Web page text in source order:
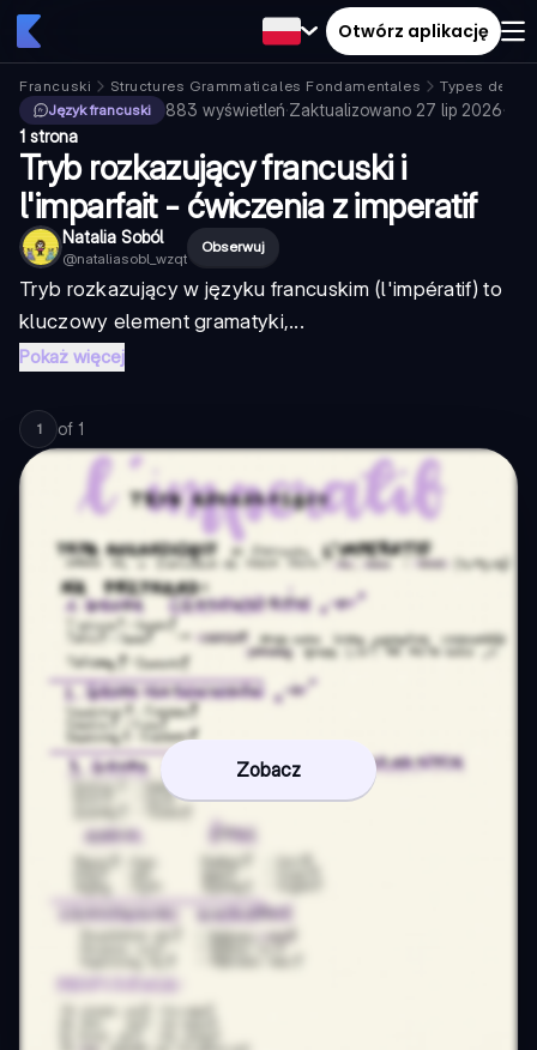
Otwórz aplikację
Francuski Structures Grammaticales Fondamentales
Types de
Język francuski
883 wyświetleń·Zaktualizowano 27 lip 2026·
1 strona
Tryb rozkazujący francuski i
l'imparfait - ćwiczenia z imperatif
Natalia Soból
@nataliasobl_wzqt
Obserwuj
Tryb rozkazujący w języku francuskim (l'impératif) to
kluczowy element gramatyki,...
Pokaż więcej
1 of 1
Zobacz